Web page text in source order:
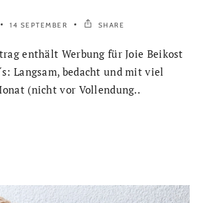
14 SEPTEMBER SHARE
enthält Werbung für Joie Beikost
Langsam, bedacht und mit viel
(nicht vor Vollendung..